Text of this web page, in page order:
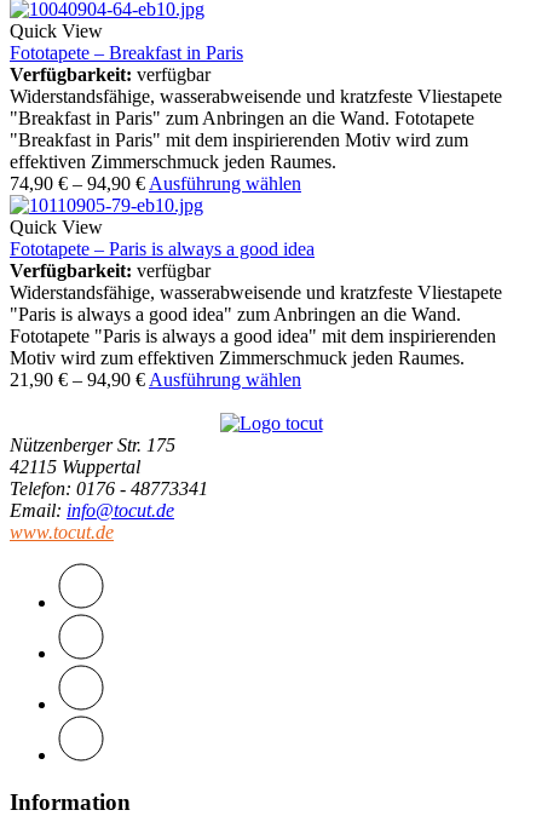
Quick View
Fototapete – Breakfast in Paris
Verfügbarkeit: verfügbar
Widerstandsfähige, wasserabweisende und kratzfeste Vliestapete
"Breakfast in Paris" zum Anbringen an die Wand. Fototapete
"Breakfast in Paris" mit dem inspirierenden Motiv wird zum
effektiven Zimmerschmuck jeden Raumes.
74,90 € – 94,90 € Ausführung wählen
Quick View
Fototapete – Paris is always a good idea
Verfügbarkeit: verfügbar
Widerstandsfähige, wasserabweisende und kratzfeste Vliestapete
"Paris is always a good idea" zum Anbringen an die Wand.
Fototapete "Paris is always a good idea" mit dem inspirierenden
Motiv wird zum effektiven Zimmerschmuck jeden Raumes.
21,90 € – 94,90 € Ausführung wählen
Nützenberger Str. 175
42115 Wuppertal
Telefon: 0176 - 48773341
Email: info@tocut.de
www.tocut.de
Information